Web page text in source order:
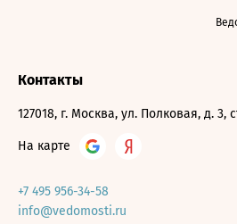
Контакты
127018, г. Москва, ул. Полковая, д. 3,
На карте
+7 495 956-34-58
info@vedomosti.ru